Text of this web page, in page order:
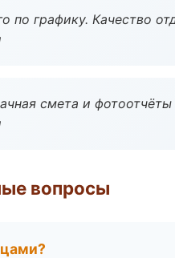
по графику. Качество
смета и
вопросы